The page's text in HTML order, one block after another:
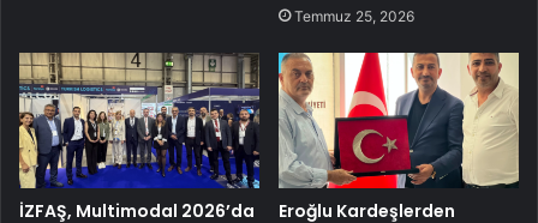
Temmuz 25, 2026
İZFAŞ, Multimodal 2026’da
Eroğlu Kardeşlerden